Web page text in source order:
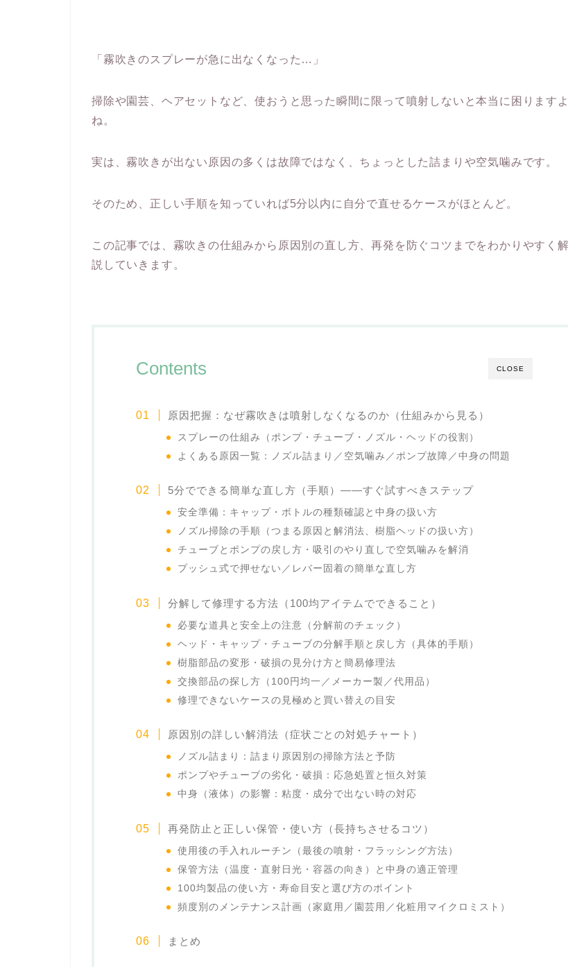
「霧吹きのスプレーが急に出なくなった…」
掃除や園芸、ヘアセットなど、使おうと思った瞬間に限って噴射しないと本当に困りますよ
ね。
実は、霧吹きが出ない原因の多くは故障ではなく、ちょっとした詰まりや空気噛みです。
そのため、正しい手順を知っていれば5分以内に自分で直せるケースがほとんど。
この記事では、霧吹きの仕組みから原因別の直し方、再発を防ぐコツまでをわかりやすく解
説していきます。
CLOSE
Contents
原因把握：なぜ霧吹きは噴射しなくなるのか（仕組みから見る）
スプレーの仕組み（ポンプ・チューブ・ノズル・ヘッドの役割）
よくある原因一覧：ノズル詰まり／空気噛み／ポンプ故障／中身の問題
5分でできる簡単な直し方（手順）——すぐ試すべきステップ
安全準備：キャップ・ボトルの種類確認と中身の扱い方
ノズル掃除の手順（つまる原因と解消法、樹脂ヘッドの扱い方）
チューブとポンプの戻し方・吸引のやり直しで空気噛みを解消
プッシュ式で押せない／レバー固着の簡単な直し方
分解して修理する方法（100均アイテムでできること）
必要な道具と安全上の注意（分解前のチェック）
ヘッド・キャップ・チューブの分解手順と戻し方（具体的手順）
樹脂部品の変形・破損の見分け方と簡易修理法
交換部品の探し方（100円均一／メーカー製／代用品）
修理できないケースの見極めと買い替えの目安
原因別の詳しい解消法（症状ごとの対処チャート）
ノズル詰まり：詰まり原因別の掃除方法と予防
ポンプやチューブの劣化・破損：応急処置と恒久対策
中身（液体）の影響：粘度・成分で出ない時の対応
再発防止と正しい保管・使い方（長持ちさせるコツ）
使用後の手入れルーチン（最後の噴射・フラッシング方法）
保管方法（温度・直射日光・容器の向き）と中身の適正管理
100均製品の使い方・寿命目安と選び方のポイント
頻度別のメンテナンス計画（家庭用／園芸用／化粧用マイクロミスト）
まとめ